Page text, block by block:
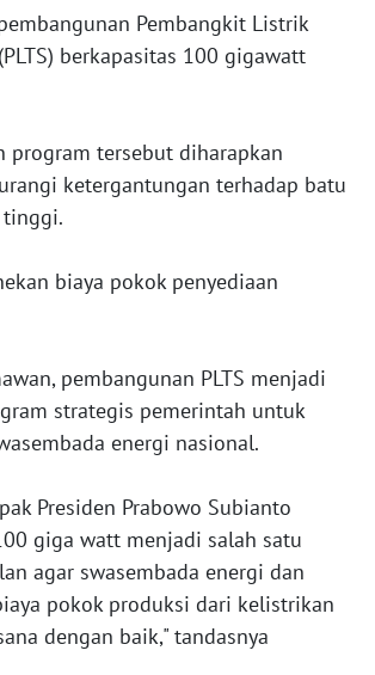
Pembangkit Listrik
berkapasitas 100 gigawatt
program tersebut diharapkan
ketergantungan terhadap batu
biaya pokok penyediaan
pembangunan PLTS menjadi
strategis pemerintah untuk
energi nasional.
Presiden Prabowo Subianto
giga watt menjadi salah satu
agar swasembada energi dan
pokok produksi dari kelistrikan
dengan baik," tandasnya